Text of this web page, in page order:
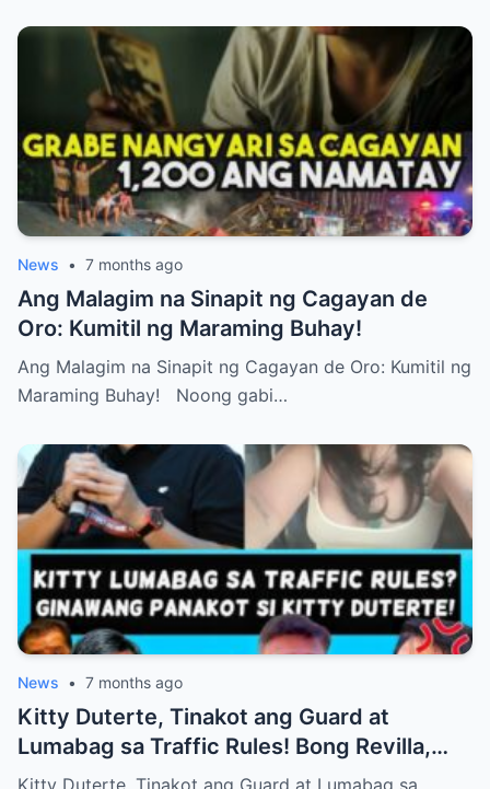
News • 7 months ago
Ang Malagim na Sinapit ng Cagayan de
Oro: Kumitil ng Maraming Buhay!
Ang Malagim na Sinapit ng Cagayan de Oro: Kumitil ng
Maraming Buhay! Noong gabi…
News • 7 months ago
Kitty Duterte, Tinakot ang Guard at
Lumabag sa Traffic Rules! Bong Revilla,
Balik Kulong!
Kitty Duterte, Tinakot ang Guard at Lumabag sa